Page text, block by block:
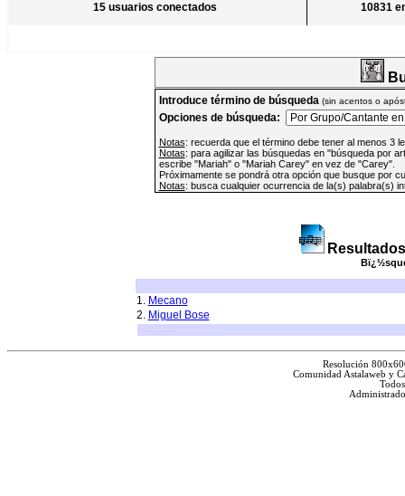
15 usuarios conectados 10831
Introduce término de búsqueda (sin acentos o
Opciones de búsqueda:
Notas: recuerda que el término debe tener al menos 3
Notas: para agilizar las búsquedas en "búsqueda por
escribe "Mariah" o "Mariah Carey" en vez de "Carey".
Próximamente se pondrá otra opción que busque por
Notas: busca cualquier ocurrencia de la(s) palabra(s)
1. Mecano
2. Miguel Bose
Resolución
Comunidad Astalaweb y